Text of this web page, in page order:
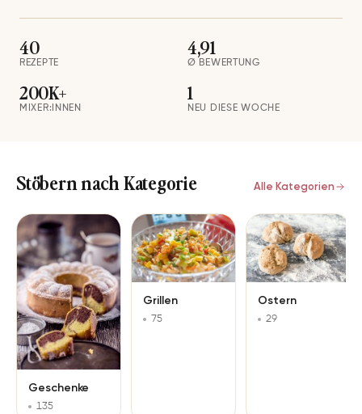
40
REZEPTE
4,91
Ø BEWERTUNG
200K+
MIXER:INNEN
1
NEU DIESE WOCHE
Stöbern nach Kategorie Alle Kategorien
Geschenke
135
Grillen
75
Ostern
29